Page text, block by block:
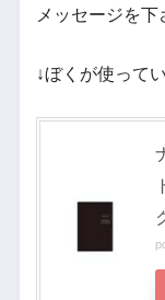
メッセージを下
↓ぼくが使って